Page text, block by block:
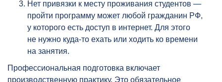
Нет привязки к месту проживания студентов —
пройти программу может любой гражданин РФ,
у которого есть доступ в интернет. Для этого
не нужно куда-то ехать или ходить ко времени
на занятия.
Профессиональная подготовка включает
производственную практику. Это обязательное